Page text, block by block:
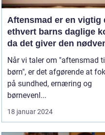
Aftensmad er en vigtig
ethvert barns daglige
da det giver den
ernæring og energi til
støtte deres vækst og
udvikling
Når vi taler om "aftensmad
børn", er det afgørende at
på sundhed, ernæring og
børnevenl...
18 januar 2024